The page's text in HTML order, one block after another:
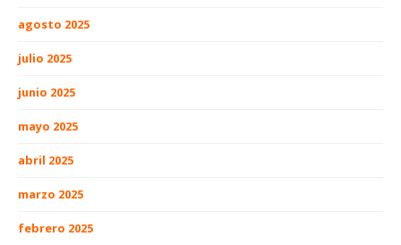
agosto 2025
julio 2025
junio 2025
mayo 2025
abril 2025
marzo 2025
febrero 2025